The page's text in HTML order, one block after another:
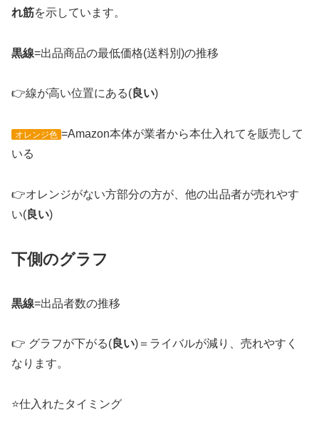
れ筋を示しています。
黒線=出品商品の最低価格(送料別)の推移
👉線が高い位置にある( 良い)
オレンジ色 =Amazon本体が業者から本仕入れてを販売して
いる
👉オレンジがない方部分の方が、他の出品者が売れやす
い( 良い)
下側のグラフ
黒線=出品者数の推移
👉 グラフが下がる( 良い)＝ライバルが減り、売れやすく
なります。
⭐仕入れたタイミング